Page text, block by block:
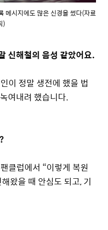
메시지에도 많은 신경을 썼다(자료
)
신해철의 음성 같았어요.
이 정말 생전에 했을 법
여내려 했습니다.
클럽에서 “이렇게 복원
왔을 때 안심도 되고, 기